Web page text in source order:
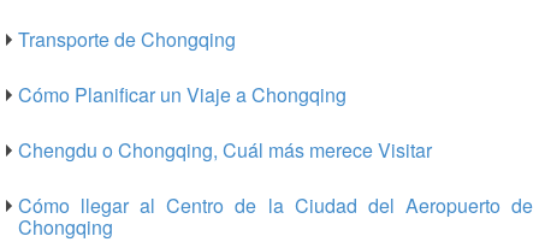
Transporte de Chongqing
Cómo Planificar un Viaje a Chongqing
Chengdu o Chongqing, Cuál más merece Visitar
Cómo llegar al Centro de la Ciudad del Aeropuerto de
Chongqing